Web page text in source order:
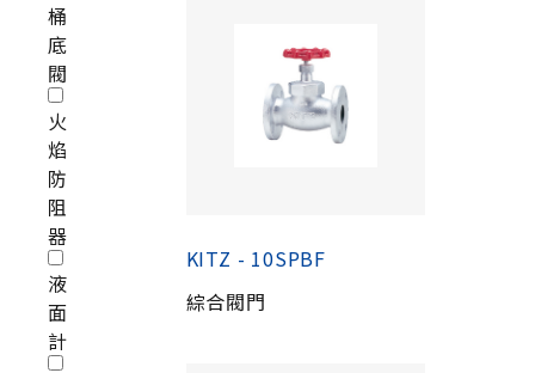
桶
底
閥
火
焰
防
阻
器
液
面
計
KITZ - 10SPBF
綜合閥門